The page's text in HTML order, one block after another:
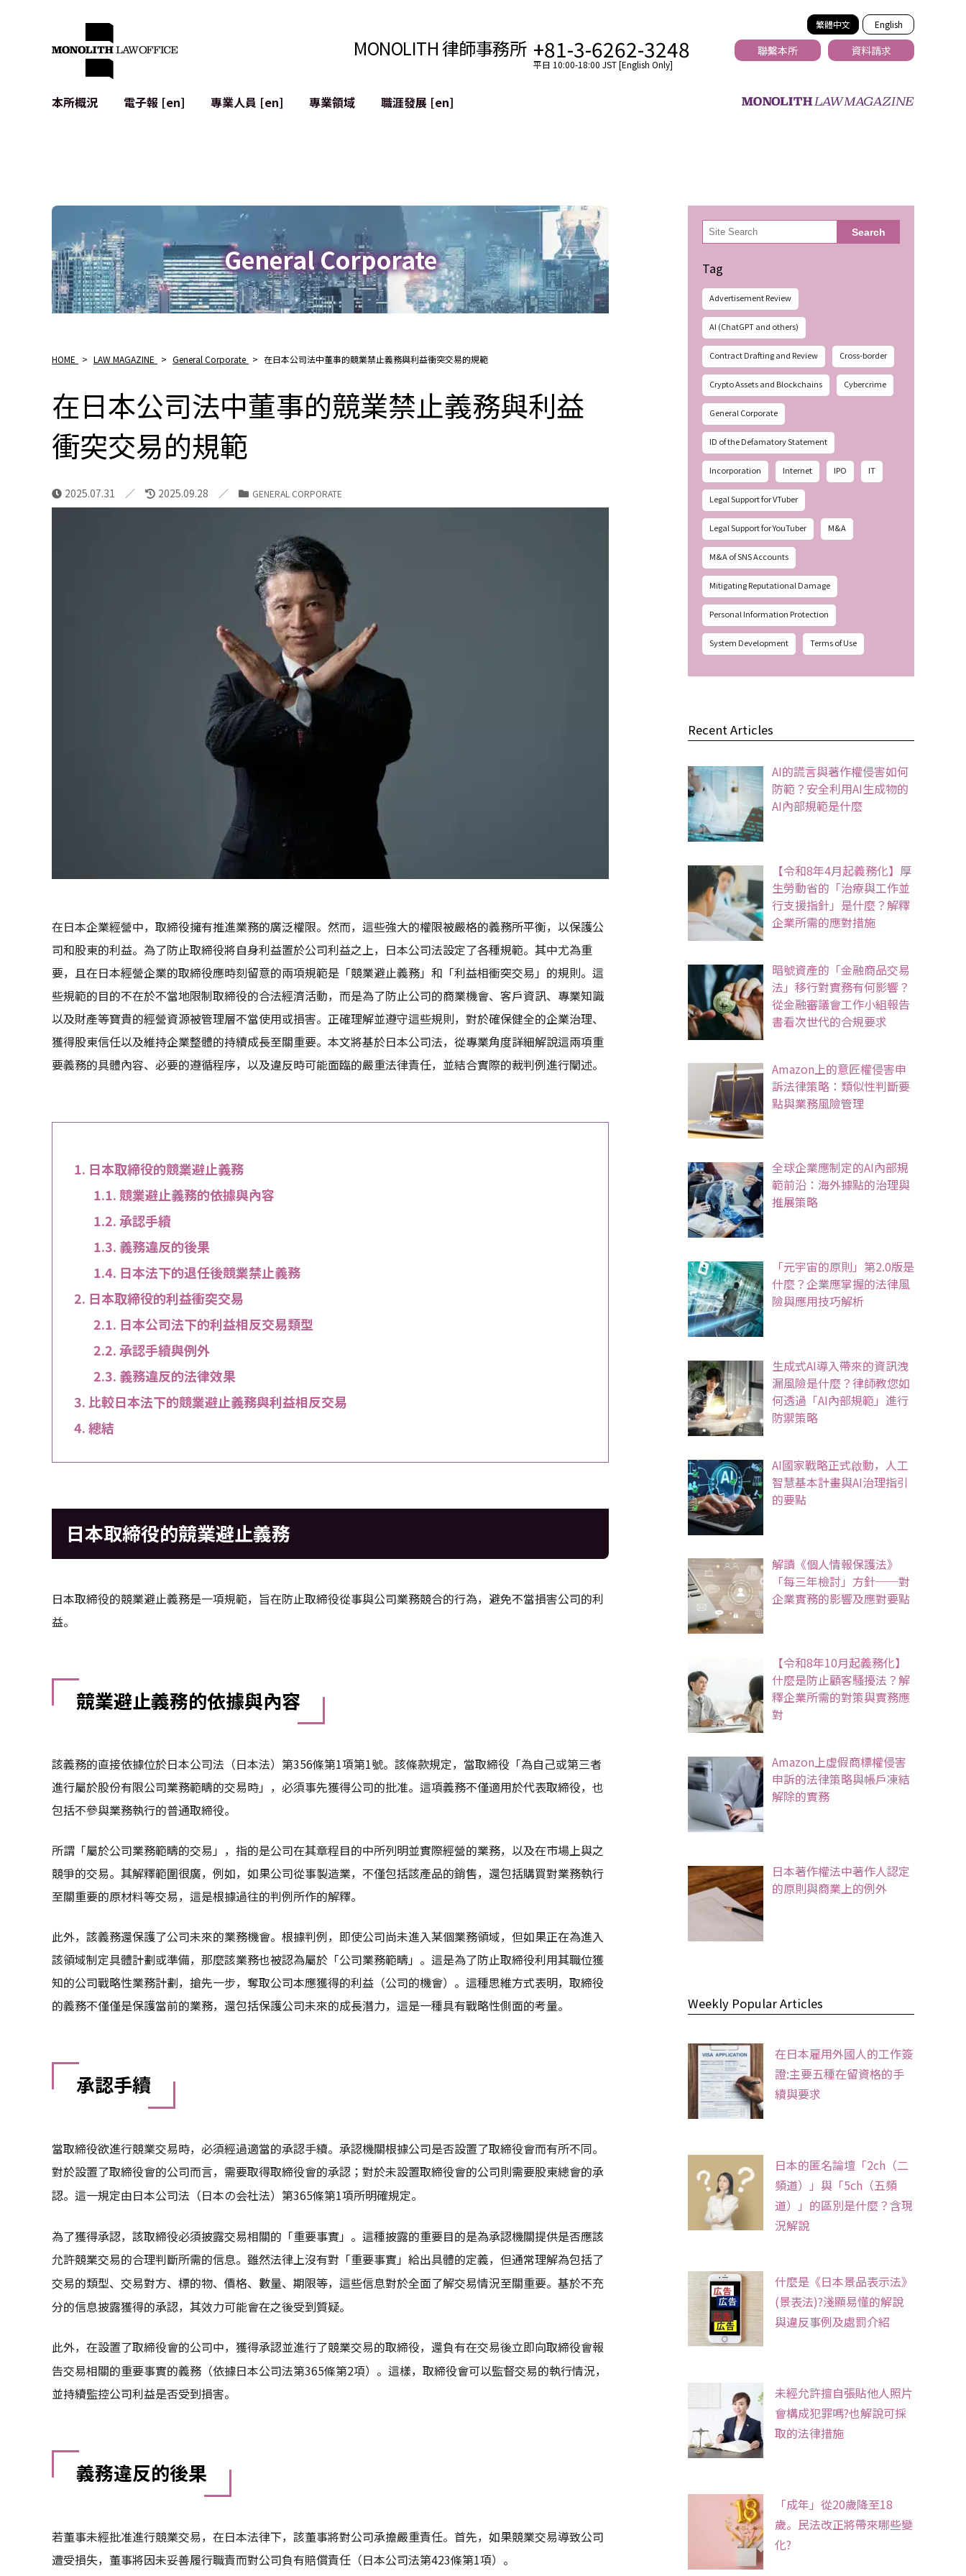
繁體中文 English
MONOLITH 律師事務所 +81-3-6262-3248
平日 10:00-18:00 JST [English Only]
聯繫本所 資料請求
本所概況
電子報 [en] 專業人員 [en]
專業領域
個人資料保護
廣告審查
網絡犯罪
緩解聲譽損害
職涯發展 [en]
General Corporate
HOME > LAW MAGAZINE > General Corporate > 在日本公司法中董事的競業禁止義務與利益衝突交易的規範
在日本公司法中董事的競業禁止義務與利益
衝突交易的規範
2025.07.31 2025.09.28 GENERAL CORPORATE
在日本企業經營中，取締役擁有推進業務的廣泛權限。然而，這些強大的權限被嚴格的義務所平衡，以保護公
司和股東的利益。為了防止取締役將自身利益置於公司利益之上，日本公司法設定了各種規範。其中尤為重
要，且在日本經營企業的取締役應時刻留意的兩項規範是「競業避止義務」和「利益相衝突交易」的規則。這
些規範的目的不在於不當地限制取締役的合法經濟活動，而是為了防止公司的商業機會、客戶資訊、專業知識
以及財產等寶貴的經營資源被管理層不當使用或損害。正確理解並遵守這些規則，對於確保健全的企業治理、
獲得股東信任以及維持企業整體的持續成長至關重要。本文將基於日本公司法，從專業角度詳細解說這兩項重
要義務的具體內容、必要的遵循程序，以及違反時可能面臨的嚴重法律責任，並結合實際的裁判例進行闡述。
日本取締役的競業避止義務
競業避止義務的依據與內容
承認手續
義務違反的後果
日本法下的退任後競業禁止義務
日本取締役的利益衝突交易
日本公司法下的利益相反交易類型
承認手續與例外
義務違反的法律效果
比較日本法下的競業避止義務與利益相反交易
總結
日本取締役的競業避止義務
日本取締役的競業避止義務是一項規範，旨在防止取締役從事與公司業務競合的行為，避免不當損害公司的利
益。
競業避止義務的依據與內容
該義務的直接依據位於日本公司法（日本法）第356條第1項第1號。該條款規定，當取締役「為自己或第三者
進行屬於股份有限公司業務範疇的交易時」，必須事先獲得公司的批准。這項義務不僅適用於代表取締役，也
包括不參與業務執行的普通取締役。
所謂「屬於公司業務範疇的交易」，指的是公司在其章程目的中所列明並實際經營的業務，以及在市場上與之
競爭的交易。其解釋範圍很廣，例如，如果公司從事製造業，不僅包括該產品的銷售，還包括購買對業務執行
至關重要的原材料等交易，這是根據過往的判例所作的解釋。
此外，該義務還保護了公司未來的業務機會。根據判例，即使公司尚未進入某個業務領域，但如果正在為進入
該領域制定具體計劃或準備，那麼該業務也被認為屬於「公司業務範疇」。這是為了防止取締役利用其職位獲
知的公司戰略性業務計劃，搶先一步，奪取公司本應獲得的利益（公司的機會）。這種思維方式表明，取締役
的義務不僅僅是保護當前的業務，還包括保護公司未來的成長潛力，這是一種具有戰略性側面的考量。
承認手續
當取締役欲進行競業交易時，必須經過適當的承認手續。承認機關根據公司是否設置了取締役會而有所不同。
對於設置了取締役會的公司而言，需要取得取締役會的承認；對於未設置取締役會的公司則需要股東總會的承
認。這一規定由日本公司法（日本の会社法）第365條第1項所明確規定。
為了獲得承認，該取締役必須披露交易相關的「重要事實」 。這種披露的重要目的是為承認機關提供是否應該
允許競業交易的合理判斷所需的信息。雖然法律上沒有對「重要事實」給出具體的定義，但通常理解為包括了
交易的類型、交易對方、標的物、價格、數量、期限等，這些信息對於全面了解交易情況至關重要。基於不充
分的信息披露獲得的承認，其效力可能會在之後受到質疑。
此外，在設置了取締役會的公司中，獲得承認並進行了競業交易的取締役，還負有在交易後立即向取締役會報
告交易相關的重要事實的義務（依據日本公司法第365條第2項） 。這樣，取締役會可以監督交易的執行情況，
並持續監控公司利益是否受到損害。
義務違反的後果
若董事未經批准進行競業交易，在日本法律下，該董事將對公司承擔嚴重責任。首先，如果競業交易導致公司
遭受損失，董事將因未妥善履行職責而對公司負有賠償責任（日本公司法第423條第1項）。
検
索 Search
Tag
Advertisement Review
AI (ChatGPT and others)
Contract Drafting and Review Cross-border
Crypto Assets and Blockchains Cybercrime
General Corporate
ID of the Defamatory Statement
Incorporation Internet IPO IT
Legal Support for VTuber
Legal Support for YouTuber M&A
M&A of SNS Accounts
Mitigating Reputational Damage
Personal Information Protection
System Development Terms of Use
Recent Articles
AI的謊言與著作權侵害如何
防範？安全利用AI生成物的
AI內部規範是什麼
【令和8年4月起義務化】厚
生勞動省的「治療與工作並
行支援指針」是什麼？解釋
企業所需的應對措施
暗號資產的「金融商品交易
法」移行對實務有何影響？
從金融審議會工作小組報告
書看次世代的合規要求
Amazon上的意匠權侵害申
訴法律策略：類似性判斷要
點與業務風險管理
全球企業應制定的AI內部規
範前沿：海外據點的治理與
推展策略
「元宇宙的原則」第2.0版是
什麼？企業應掌握的法律風
險與應用技巧解析
生成式AI導入帶來的資訊洩
漏風險是什麼？律師教您如
何透過「AI內部規範」進行
防禦策略
AI國家戰略正式啟動，人工
智慧基本計畫與AI治理指引
的要點
解讀《個人情報保護法》
「每三年檢討」方針──對
企業實務的影響及應對要點
【令和8年10月起義務化】
什麼是防止顧客騷擾法？解
釋企業所需的對策與實務應
對
Amazon上虛假商標權侵害
申訴的法律策略與帳戶凍結
解除的實務
日本著作權法中著作人認定
的原則與商業上的例外
Weekly Popular Articles
在日本雇用外國人的工作簽
證:主要五種在留資格的手
續與要求
日本的匿名論壇「2ch（二
頻道）」與「5ch（五頻
道）」的區別是什麼？含現
況解說
什麼是《日本景品表示法》
(景表法)?淺顯易懂的解說
與違反事例及處罰介紹
未經允許擅自張貼他人照片
會構成犯罪嗎?也解說可採
取的法律措施
「成年」從20歲降至18
歲。民法改正將帶來哪些變
化?